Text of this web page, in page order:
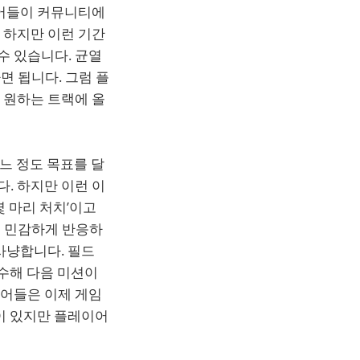
들이 커뮤니티에
지만 이런 기간
있습니다. 균열
됩니다. 그럼 플
하는 트랙에 올
정도 목표를 달
. 하지만 이런 이
마리 처치’이고
민감하게 반응하
냥합니다. 필드
해 다음 미션이
들은 이제 게임
있지만 플레이어